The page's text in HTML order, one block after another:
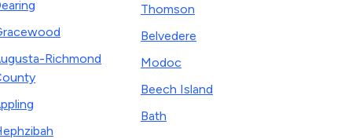
Richmond
Thomson
Belvedere
Modoc
Beech Island
Bath